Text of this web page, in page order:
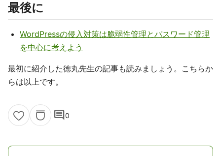
最後に
WordPressの侵入対策は脆弱性管理とパスワード管理
を中心に考えよう
最初に紹介した徳丸先生の記事も読みましょう。こちらか
らは以上です。
comment0